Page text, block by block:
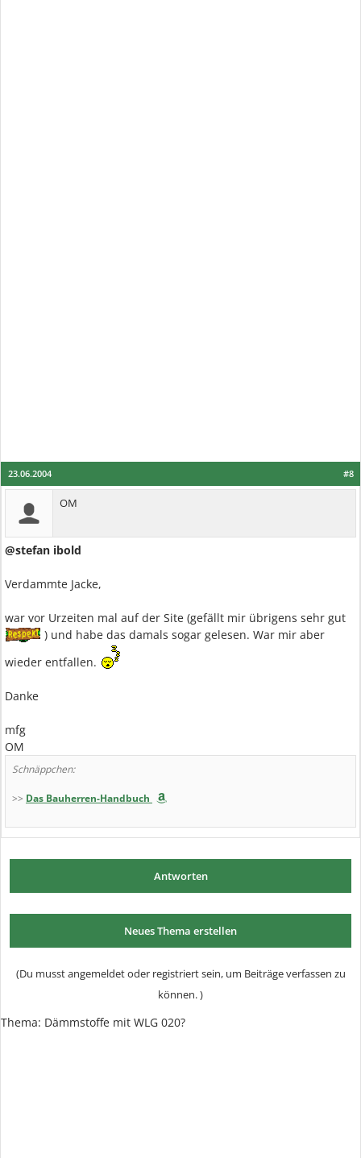
#8
23.06.2004
OM
@stefan ibold
Verdammte Jacke,
war vor Urzeiten mal auf der Site (gefällt mir übrigens sehr gut
) und habe das damals sogar gelesen. War mir aber
wieder entfallen.
Danke
mfg
OM
Schnäppchen:
>> Das Bauherren-Handbuch
Antworten
Neues Thema erstellen
(Du musst angemeldet oder registriert sein, um Beiträge verfassen zu
können. )
Thema: Dämmstoffe mit WLG 020?